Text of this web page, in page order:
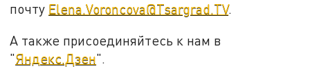
почту Elena.Voroncova@Tsargrad.TV.
А также присоединяйтесь к нам в
"Яндекс.Дзен".